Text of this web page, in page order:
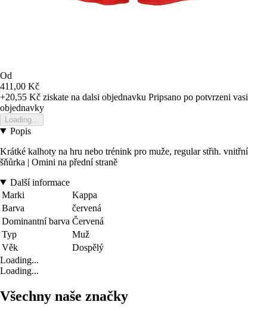
Od
411,00 Kč
+20,55 Kč ziskate na dalsi objednavku Pripsano po potvrzeni vasi
objednavky
Loading...
Popis
Krátké kalhoty na hru nebo trénink pro muže, regular střih. vnitřní
šňůrka | Omini na přední straně
Další informace
Marki
Kappa
Barva
červená
Dominantní barva Červená
Typ
Muž
Věk
Dospělý
Loading...
Loading...
Všechny naše značky